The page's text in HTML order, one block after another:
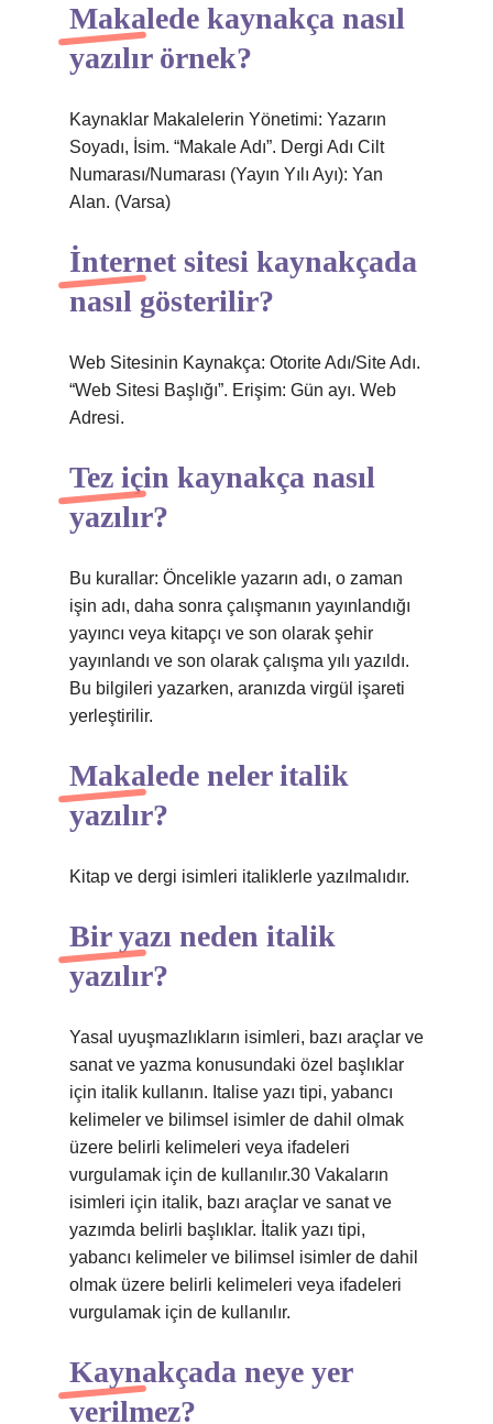
Makalede kaynakça nasıl
yazılır örnek?
Kaynaklar Makalelerin Yönetimi: Yazarın
Soyadı, İsim. “Makale Adı”. Dergi Adı Cilt
Numarası/Numarası (Yayın Yılı Ayı): Yan
Alan. (Varsa)
İnternet sitesi kaynakçada
nasıl gösterilir?
Web Sitesinin Kaynakça: Otorite Adı/Site Adı.
“Web Sitesi Başlığı”. Erişim: Gün ayı. Web
Adresi.
Tez için kaynakça nasıl
yazılır?
Bu kurallar: Öncelikle yazarın adı, o zaman
işin adı, daha sonra çalışmanın yayınlandığı
yayıncı veya kitapçı ve son olarak şehir
yayınlandı ve son olarak çalışma yılı yazıldı.
Bu bilgileri yazarken, aranızda virgül işareti
yerleştirilir.
Makalede neler italik
yazılır?
Kitap ve dergi isimleri italiklerle yazılmalıdır.
Bir yazı neden italik
yazılır?
Yasal uyuşmazlıkların isimleri, bazı araçlar ve
sanat ve yazma konusundaki özel başlıklar
için italik kullanın. Italise yazı tipi, yabancı
kelimeler ve bilimsel isimler de dahil olmak
üzere belirli kelimeleri veya ifadeleri
vurgulamak için de kullanılır.30 Vakaların
isimleri için italik, bazı araçlar ve sanat ve
yazımda belirli başlıklar. İtalik yazı tipi,
yabancı kelimeler ve bilimsel isimler de dahil
olmak üzere belirli kelimeleri veya ifadeleri
vurgulamak için de kullanılır.
Kaynakçada neye yer
verilmez?